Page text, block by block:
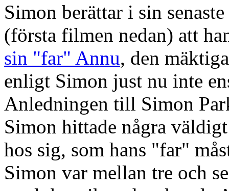
Simon berättar i sin
(första filmen nedan) att
sin "far" Annu, den
enligt Simon just nu inte
Anledningen till Simon
Simon hittade några
hos sig, som hans "far"
Simon var mellan tre och